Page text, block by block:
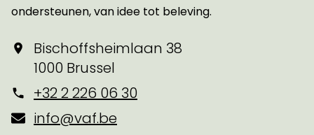
ondersteunen, van idee tot beleving.
Bischoffsheimlaan 38
1000 Brussel
+32 2 226 06 30
info@vaf.be